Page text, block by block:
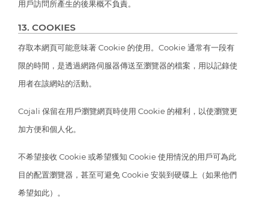
用戶訪問所產生的後果概不負責。
13. COOKIES
存取本網頁可能意味著 Cookie 的使用。Cookie 通常有一段有
限的時間，是透過網路伺服器傳送至瀏覽器的檔案，用以記錄使
用者在該網站的活動。
Cojali 保留在用戶瀏覽網頁時使用 Cookie 的權利，以使瀏覽更
加方便和個人化。
不希望接收 Cookie 或希望獲知 Cookie 使用情況的用戶可為此
目的配置瀏覽器，甚至可避免 Cookie 安裝到硬碟上（如果他們
希望如此）。